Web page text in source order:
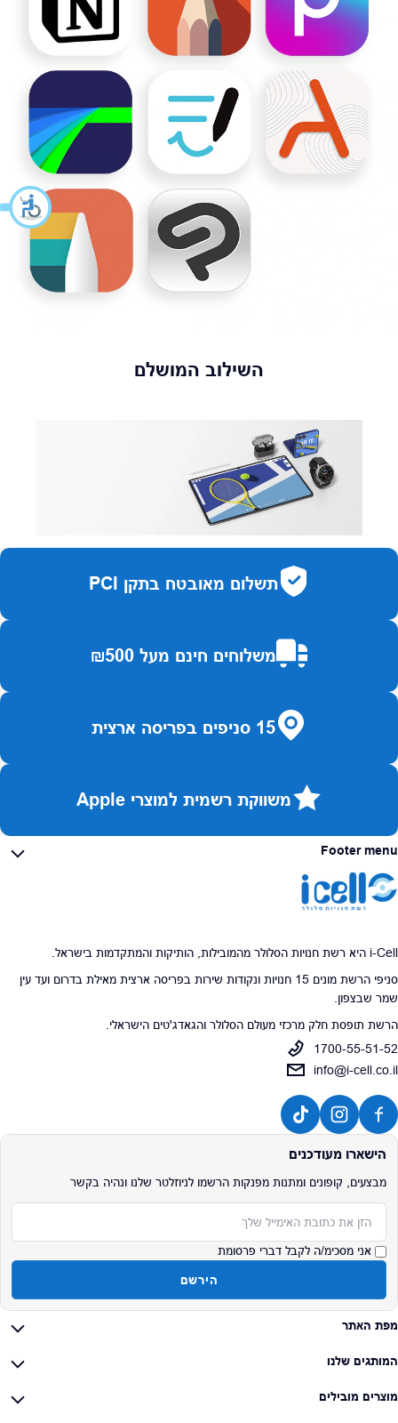
השילוב המושלם
תשלום מאובטח בתקן PCI
משלוחים חינם מעל ₪500
15 סניפים בפריסה ארצית
משווקת רשמית למוצרי Apple
Footer menu
i-Cell היא רשת חנויות הסלולר מהמובילות, הותיקות והמתקדמות בישראל.
סניפי הרשת מונים 15 חנויות ונקודות שירות בפריסה ארצית מאילת בדרום ועד עין
שמר שבצפון.
הרשת תופסת חלק מרכזי מעולם הסלולר והגאדג'טים הישראלי.
1700-55-51-52
info@i-cell.co.il
הישארו מעודכנים
מבצעים, קופונים ומתנות מפנקות הרשמו לניוזלטר שלנו ונהיה בקשר
אני מסכימ/ה לקבל דברי פרסומת
הירשם
מפת האתר
המותגים שלנו
מוצרים מובילים